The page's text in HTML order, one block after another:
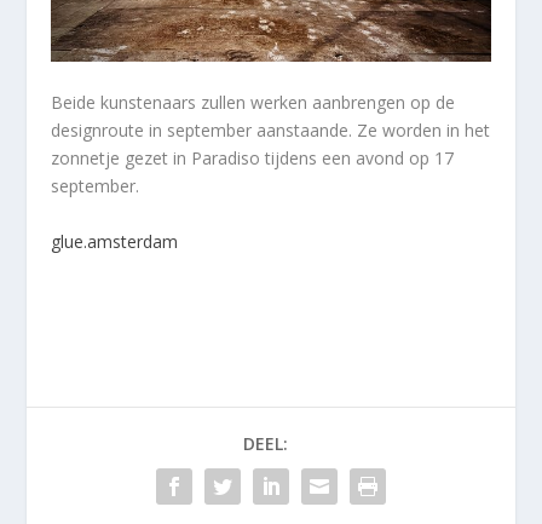
Beide kunstenaars zullen werken aanbrengen op de
designroute in september aanstaande. Ze worden in het
zonnetje gezet in Paradiso tijdens een avond op 17
september.
glue.amsterdam
DEEL: